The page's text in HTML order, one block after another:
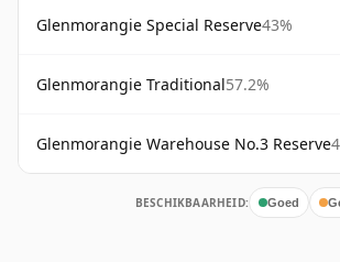
Glenmorangie Special Reserve43%
Glenmorangie Traditional57.2%
Glenmorangie Warehouse No.3 Reserve
BESCHIKBAARHEID: Goed